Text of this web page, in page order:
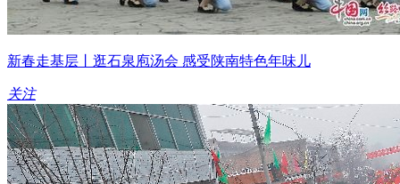
新春走基层丨逛石泉庖汤会 感受陕南特色年味儿
关注